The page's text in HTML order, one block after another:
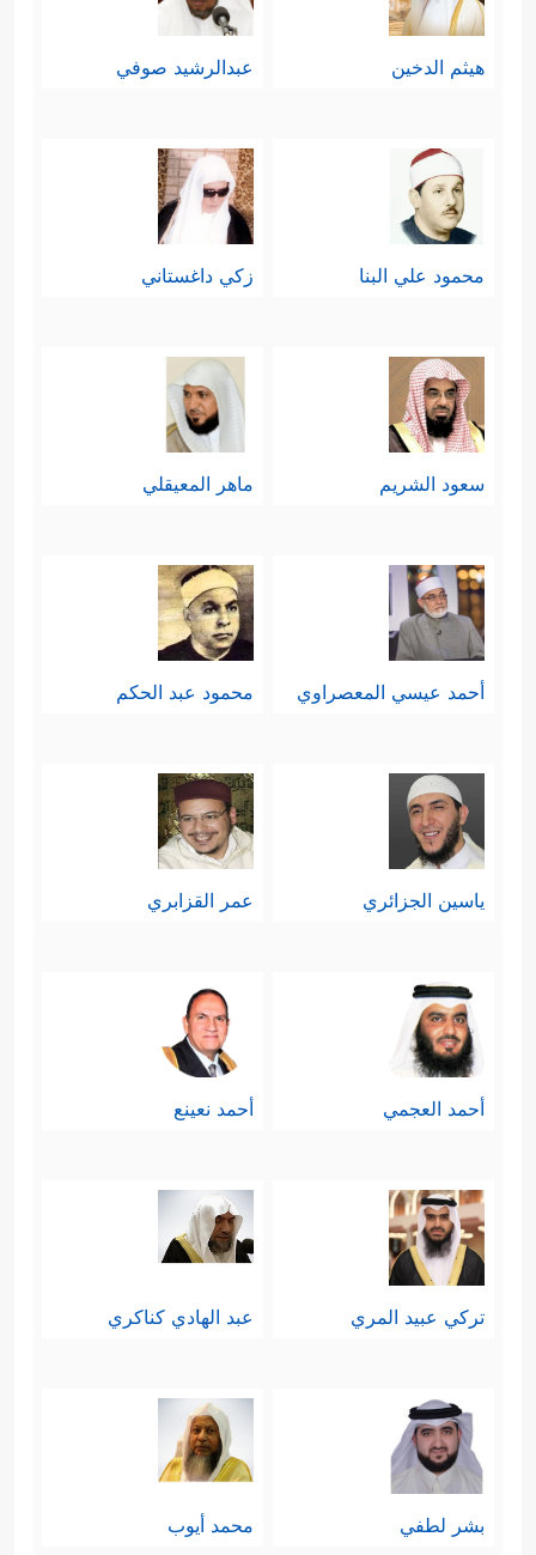
هيثم الدخين عبدالرشيد صوفي
محمود علي البنا زكي داغستاني
سعود الشريم ماهر المعيقلي
أحمد عيسي المعصراوي محمود عبد الحكم
ياسين الجزائري عمر القزابري
أحمد العجمي أحمد نعينع
تركي عبيد المري عبد الهادي كناكري
بشر لطفي محمد أيوب